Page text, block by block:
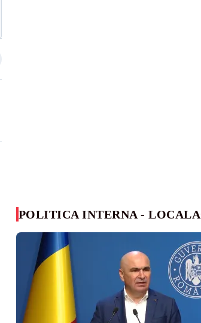
POLITICA INTERNA - LOCALA